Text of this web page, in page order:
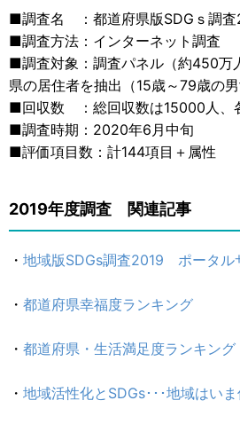
■調査名 ：都道府県版SDGｓ調
■調査方法：インターネット調査
■調査対象：調査パネル（約450万
県の居住者を抽出（15歳～79歳の男
■回収数 ：総回収数は15000人、
■調査時期：2020年6月中旬
■評価項目数：計144項目＋属性
2019年度調査 関連記事
・ 地域版SDGs調査2019 ポータル
・ 都道府県幸福度ランキング
・ 都道府県・生活満足度ランキング
・ 地域活性化とSDGs･･･地域はい